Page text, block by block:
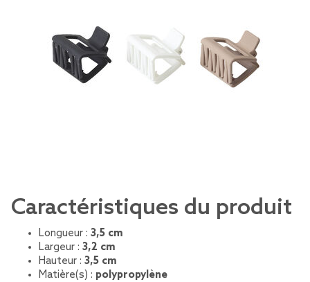
Caractéristiques du produit
Longueur : 3,5 cm
Largeur : 3,2 cm
Hauteur : 3,5 cm
Matière(s) : polypropylène